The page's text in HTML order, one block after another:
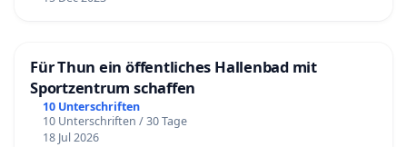
Für Thun ein öffentliches Hallenbad mit
Sportzentrum schaffen
10 Unterschriften
10 Unterschriften / 30 Tage
18 Jul 2026